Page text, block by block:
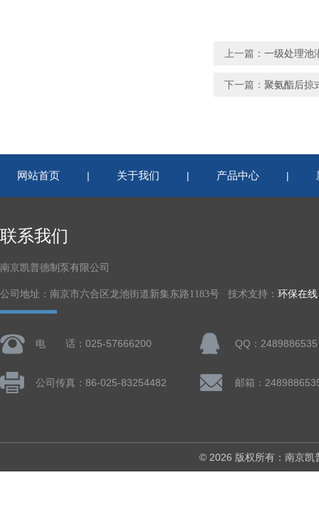
上一篇： 一级处理池
下一篇： 聚氨酯后掠
网站首页 | 关于我们 | 产品中心 |
联系我们
南京凯普德制泵有限公司
公司地址：南京市六合区龙池街道新集东路1183号 技术支持： 环保在线
电 话：025-57666200 QQ：2489886535
公司传真：86-025-83254482 邮箱：
© 2026 版权所有：南京